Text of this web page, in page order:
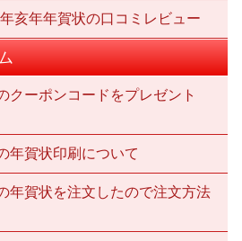
亥年年賀状の口コミレビュー
クーポンコードをプレゼント
年賀状印刷について
年賀状を注文したので注文方法